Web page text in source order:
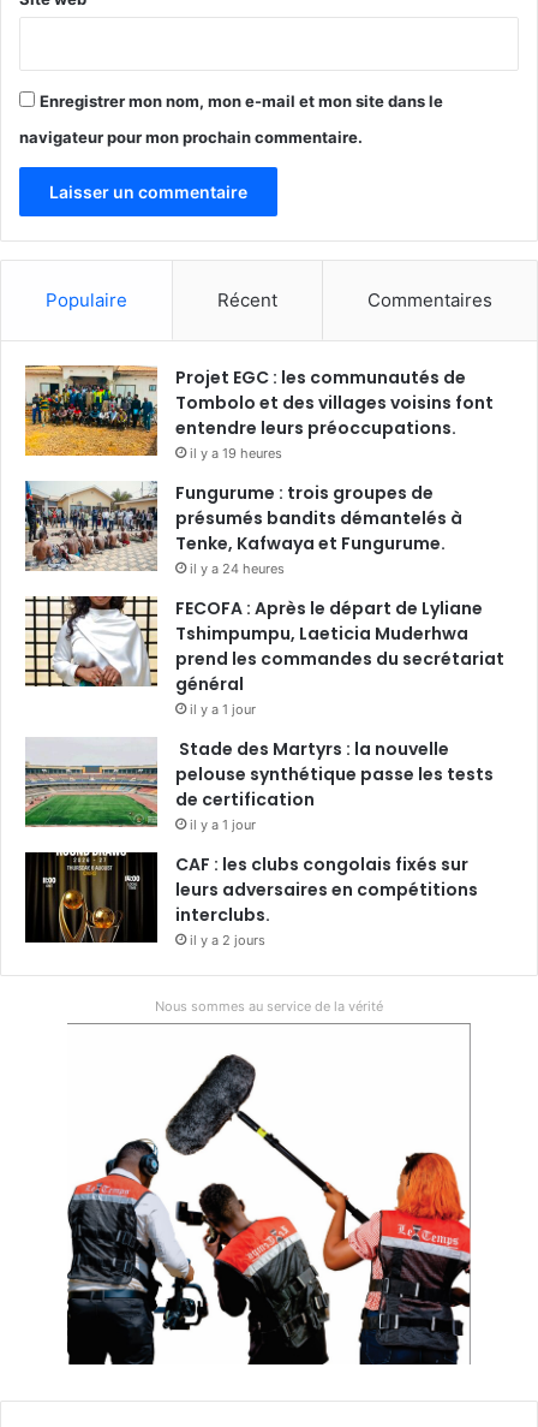
Enregistrer mon nom, mon e-mail et mon site dans le
navigateur pour mon prochain commentaire.
Populaire Récent Commentaires
Projet EGC : les communautés de
Tombolo et des villages voisins font
entendre leurs préoccupations.
il y a 19 heures
Fungurume : trois groupes de
présumés bandits démantelés à
Tenke, Kafwaya et Fungurume.
il y a 24 heures
FECOFA : Après le départ de Lyliane
Tshimpumpu, Laeticia Muderhwa
prend les commandes du secrétariat
général
il y a 1 jour
Stade des Martyrs : la nouvelle
pelouse synthétique passe les tests
de certification
il y a 1 jour
CAF : les clubs congolais fixés sur
leurs adversaires en compétitions
interclubs.
il y a 2 jours
Nous sommes au service de la vérité